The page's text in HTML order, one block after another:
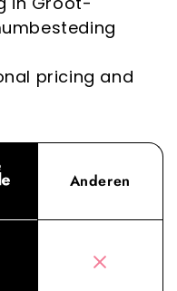
van de mode-
Wholesale
aan superieure
pricing and
Anderen